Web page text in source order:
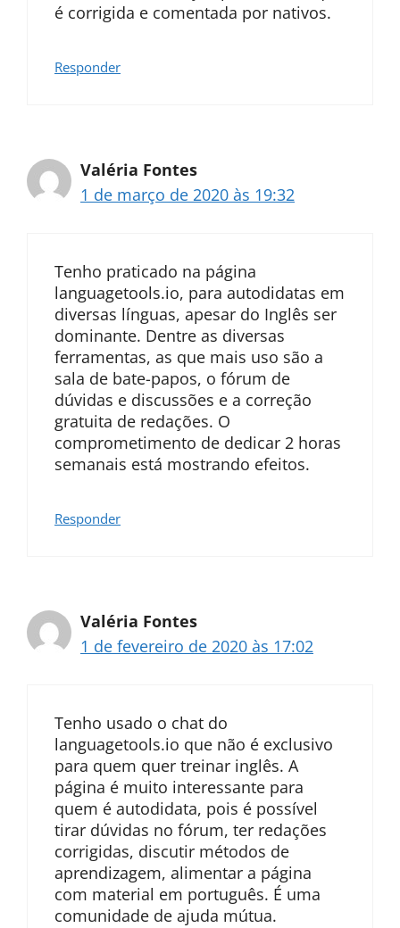
é corrigida e comentada por nativos.
Responder
Valéria Fontes
1 de março de 2020 às 19:32
Tenho praticado na página
languagetools.io, para autodidatas em
diversas línguas, apesar do Inglês ser
dominante. Dentre as diversas
ferramentas, as que mais uso são a
sala de bate-papos, o fórum de
dúvidas e discussões e a correção
gratuita de redações. O
comprometimento de dedicar 2 horas
semanais está mostrando efeitos.
Responder
Valéria Fontes
1 de fevereiro de 2020 às 17:02
Tenho usado o chat do
languagetools.io que não é exclusivo
para quem quer treinar inglês. A
página é muito interessante para
quem é autodidata, pois é possível
tirar dúvidas no fórum, ter redações
corrigidas, discutir métodos de
aprendizagem, alimentar a página
com material em português. É uma
comunidade de ajuda mútua.